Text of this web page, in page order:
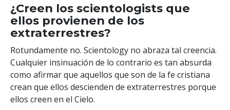
¿Creen los scientologists que
ellos provienen de los
extraterrestres?
Rotundamente no. Scientology no abraza tal creencia.
Cualquier insinuación de lo contrario es tan absurda
como afirmar que aquellos que son de la fe cristiana
crean que ellos descienden de extraterrestres porque
ellos creen en el Cielo.